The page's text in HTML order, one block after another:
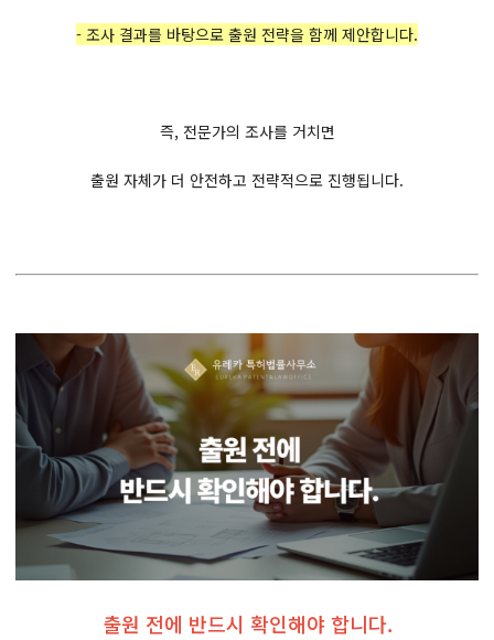
- 조사 결과를 바탕으로 출원 전략을 함께 제안합니다.
즉, 전문가의 조사를 거치면
출원 자체가 더 안전하고 전략적으로 진행됩니다.
출원 전에 반드시 확인해야 합니다.